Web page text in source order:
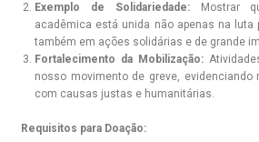
Exemplo de Solidariedade:Mostrar
acadêmica está unida não apenas na luta
também em ações solidárias e de grande
Fortalecimento da Mobilização:
nosso movimento de greve, evidenciando
com causas justas e humanitárias.
Requisitos para Doação: